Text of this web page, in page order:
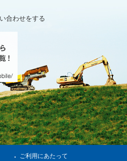
合わせをする
ご利用にあたって